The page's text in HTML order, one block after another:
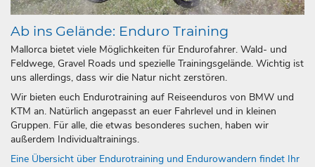
Ab ins Gelände: Enduro Training
Mallorca bietet viele Möglichkeiten für Endurofahrer. Wald- und
Feldwege, Gravel Roads und spezielle Trainingsgelände. Wichtig ist
uns allerdings, dass wir die Natur nicht zerstören.
Wir bieten euch Endurotraining auf Reiseenduros von BMW und
KTM an. Natürlich angepasst an euer Fahrlevel und in kleinen
Gruppen. Für alle, die etwas besonderes suchen, haben wir
außerdem Individualtrainings.
Eine Übersicht über Endurotraining und Endurowandern findet Ihr